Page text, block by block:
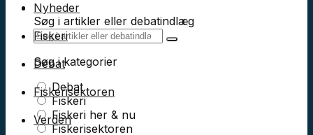
Søg i artikler eller debatindlæg
Søg i kategorier
Debat
Fiskeri
Fiskeri her & nu
Fiskerisektoren
Nyheder
Fiskeri
Debat
Fiskerisektoren
Verden